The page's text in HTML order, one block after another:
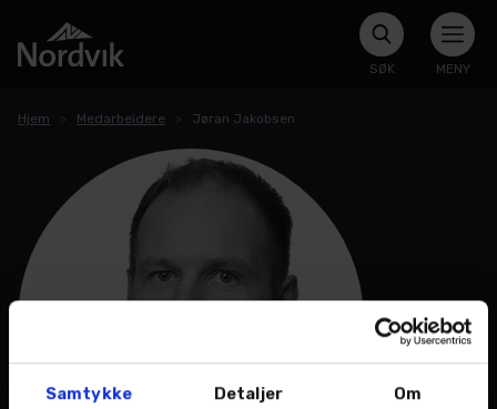
Samtykke Detaljer Om
SØK MENY
Hjem Medarbeidere Jøran Jakobsen